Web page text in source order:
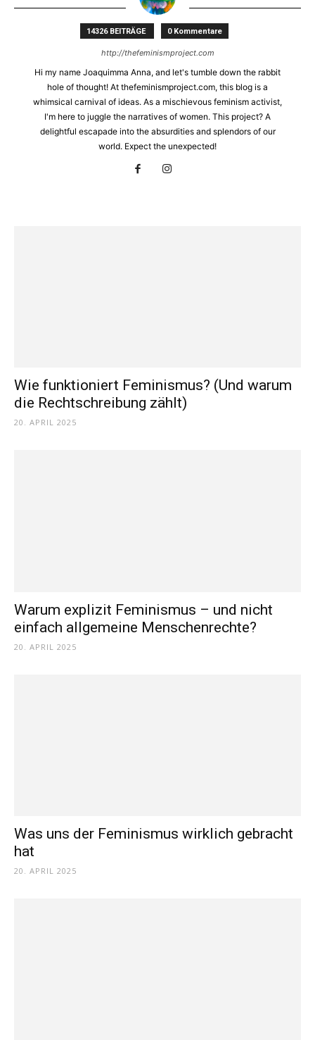
14326 BEITRÄGE 0 Kommentare
http://thefeminismproject.com
Hi my name Joaquimma Anna, and let's tumble down the rabbit
hole of thought! At thefeminismproject.com, this blog is a
whimsical carnival of ideas. As a mischievous feminism activist,
I'm here to juggle the narratives of women. This project? A
delightful escapade into the absurdities and splendors of our
world. Expect the unexpected!
Wie funktioniert Feminismus? (Und warum
die Rechtschreibung zählt)
20. APRIL 2025
Warum explizit Feminismus – und nicht
einfach allgemeine Menschenrechte?
20. APRIL 2025
Was uns der Feminismus wirklich gebracht
hat
20. APRIL 2025